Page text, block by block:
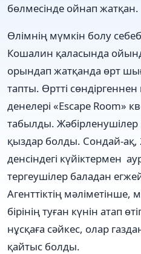
бөлмесінде ойнап жатқан.
Өлімнің мүмкін болу
Кошалин қаласында
орындап жатқанда өрт
тапты. Өртті
денелері «Escape Room»
табылды. Жәбірленушілер
қыздар болды. Сондай-ақ,
денсіндегі күйіктермен
тергеушілер баладан
Агенттіктің
бірінің туған күнін атап
нұсқаға сәйкес, олар
қайтыс болды.